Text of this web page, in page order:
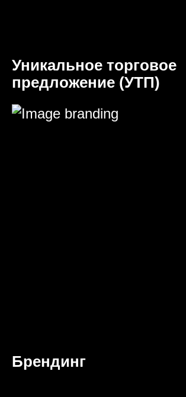
Уникальное торговое
предложение (УТП)
Брендинг